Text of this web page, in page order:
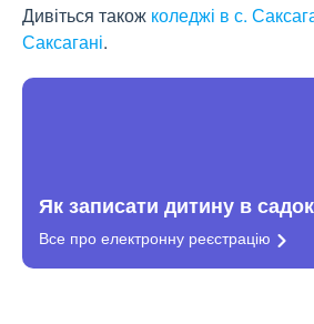
Дивіться також коледжі в с.
Саксагані.
Як записати дитину в садок
Все про електронну реєстрацію